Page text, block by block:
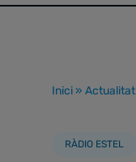
Inici » Actualitat
RÀDIO ESTEL